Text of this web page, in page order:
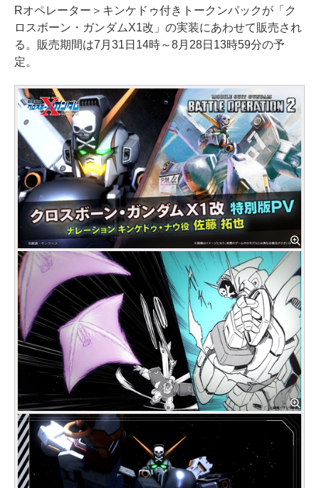
Rオペレーター＞キンケドゥ付きトークンパックが「ク
ロスボーン・ガンダムX1改」の実装にあわせて販売され
る。販売期間は7月31日14時～8月28日13時59分の予
定。